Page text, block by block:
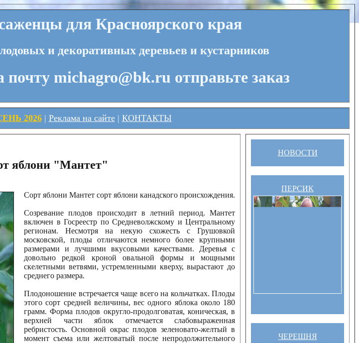
для Красноярского края
и декоративных деревьев и кустарников
michagro@bk.ru отправьте заказ
2026| Реклама на сайте| КОНТАКТЫ
яблони "Мантет"
Сорт яблони Мантет сорт яблони канадского происхождения.
Созревание плодов происходит в летний период. Мантет
включен в Госреестр по Средневолжскому и Центральному
регионам. Несмотря на некую схожесть с Грушовкой
московской, плоды отличаются немного более крупными
размерами и лучшими вкусовыми качествами. Деревья с
довольно редкой кроной овальной формы и мощными
скелетными ветвями, устремленными кверху, вырастают до
среднего размера.
Плодоношение встречается чаще всего на кольчатках. Плоды
этого сорт средней величины, вес одного яблока около 180
грамм. Форма плодов округло-продолговатая, коническая, в
верхней части яблок отмечается слабовыраженная
ребристость. Основной окрас плодов зеленовато-желтый в
момент съема или желтоватый после непродолжительного
НОВОСТИ
ПЕРСИК
ЧЕРЕШНЯ